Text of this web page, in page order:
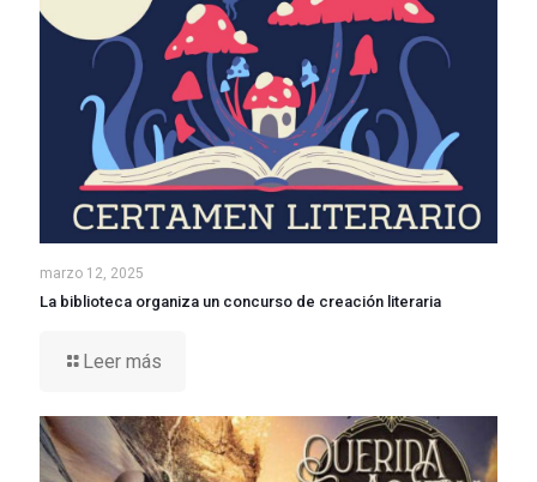
marzo 12, 2025
La biblioteca organiza un concurso de creación literaria
Leer más